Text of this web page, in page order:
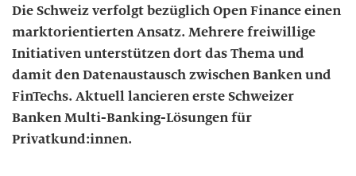
Die Schweiz verfolgt bezüglich Open Finance einen
marktorientierten Ansatz. Mehrere freiwillige
Initiativen unterstützen dort das Thema und
damit den Datenaustausch zwischen Banken und
FinTechs. Aktuell lancieren erste Schweizer
Banken Multi-Banking-Lösungen für
Privatkund:innen.